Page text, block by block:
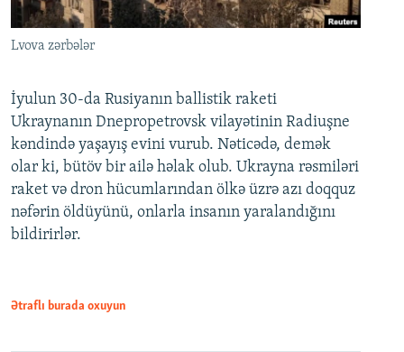
Lvova zərbələr
İyulun 30-da Rusiyanın ballistik raketi
Ukraynanın Dnepropetrovsk vilayətinin Radiuşne
kəndində yaşayış evini vurub. Nəticədə, demək
olar ki, bütöv bir ailə həlak olub. Ukrayna rəsmiləri
raket və dron hücumlarından ölkə üzrə azı doqquz
nəfərin öldüyünü, onlarla insanın yaralandığını
bildirirlər.
Ətraflı burada oxuyun